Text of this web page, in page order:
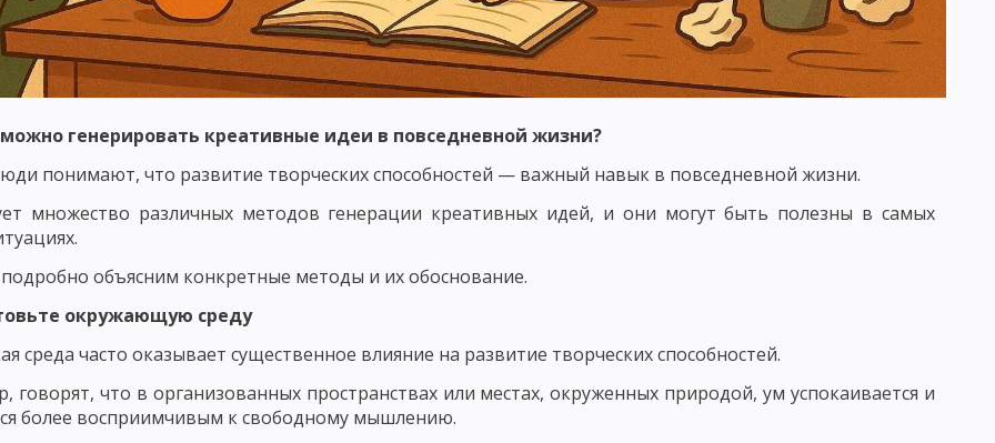
УЧАЩИХСЯ ОЦЕНКА ЗНАНИЙ, НАВЫКОВ И УМЕНИЙ
ОБЩЕСТВЕННО-ИСТОРИЧЕСКОГО ЯВЛЕНИЯ
НАВЫКИ, ПРИВЫЧКИ, ЭМОЦИИ, ЧУВСТВА, МОТИВЫ
ВОСПИТАТЕЛЬНЫЕ ВОЗДЕЙСТВИЯ. ВОСПИТАТЕЛЬНЫЙ ФАКТ
ОСНОВНЫЕ ПРИЗНАКИ ПРОЦЕССА ВОСПИТАНИЯ. ОСНОВНЫЕ ФУНКЦИИ ВОСПИТАТЕЛЯ
ВОСПИТАТЕЛЬНОГО ПРОЦЕССА
ПРОЦЕССА
ВОСПИТАНИЯ В ОБЩЕСТВЕ ВНЕШНИЕ И ВНУТРЕННИЕ ЗАКОНОМЕРНОСТИ ПРОЦЕССА ВОСПИТАНИЯ
ПРИНЦИПОВ ВОСПИТАНИЯ ПРИНЦИП ЦЕЛЕНАПРАВЛЕННОСТИ В ВОСПИТАНИИ
генерировать креативные идеи в повседневной жизни?
понимают, что развитие творческих способностей — важный навык в повседневной жизни.
множество различных методов генерации креативных идей, и они могут быть полезны в самых
объясним конкретные методы и их обоснование.
окружающую среду
среда часто оказывает существенное влияние на развитие творческих способностей.
говорят, что в организованных пространствах или местах, окруженных природой, ум успокаивается и
более восприимчивым к свободному мышлению.